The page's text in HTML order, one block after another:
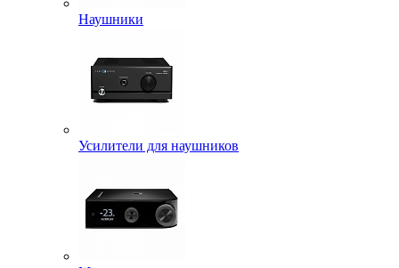
Наушники
Усилители для наушников